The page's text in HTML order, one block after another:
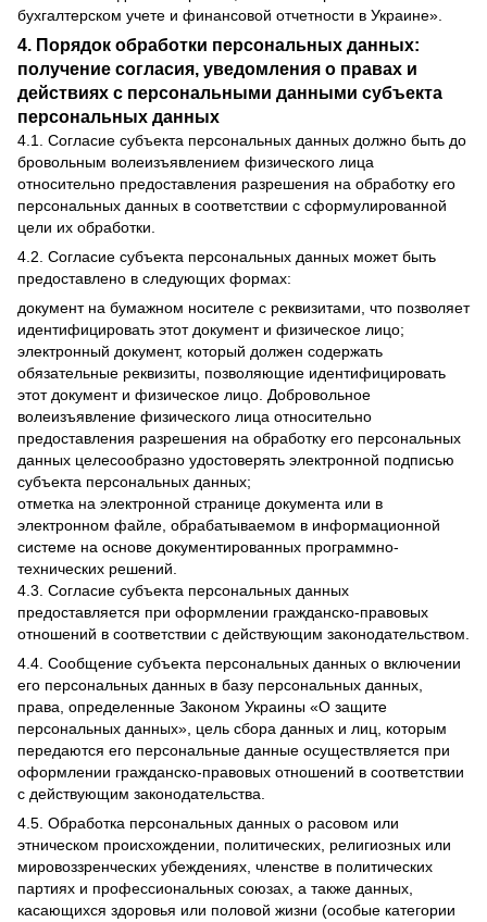
бухгалтерском учете и финансовой отчетности в Украине».
4. Порядок обработки персональных данных:
получение согласия, уведомления о правах и
действиях с персональными данными субъекта
персональных данных
4.1. Согласие субъекта персональных данных должно быть до
бровольным волеизъявлением физического лица
относительно предоставления разрешения на обработку его
персональных данных в соответствии с сформулированной
цели их обработки.
4.2. Согласие субъекта персональных данных может быть
предоставлено в следующих формах:
документ на бумажном носителе с реквизитами, что позволяет
идентифицировать этот документ и физическое лицо;
электронный документ, который должен содержать
обязательные реквизиты, позволяющие идентифицировать
этот документ и физическое лицо. Добровольное
волеизъявление физического лица относительно
предоставления разрешения на обработку его персональных
данных целесообразно удостоверять электронной подписью
субъекта персональных данных;
отметка на электронной странице документа или в
электронном файле, обрабатываемом в информационной
системе на основе документированных программно-
технических решений.
4.3. Согласие субъекта персональных данных
предоставляется при оформлении гражданско-правовых
отношений в соответствии с действующим законодательством.
4.4. Сообщение субъекта персональных данных о включении
его персональных данных в базу персональных данных,
права, определенные Законом Украины «О защите
персональных данных», цель сбора данных и лиц, которым
передаются его персональные данные осуществляется при
оформлении гражданско-правовых отношений в соответствии
с действующим законодательства.
4.5. Обработка персональных данных о расовом или
этническом происхождении, политических, религиозных или
мировоззренческих убеждениях, членстве в политических
партиях и профессиональных союзах, а также данных,
касающихся здоровья или половой жизни (особые категории